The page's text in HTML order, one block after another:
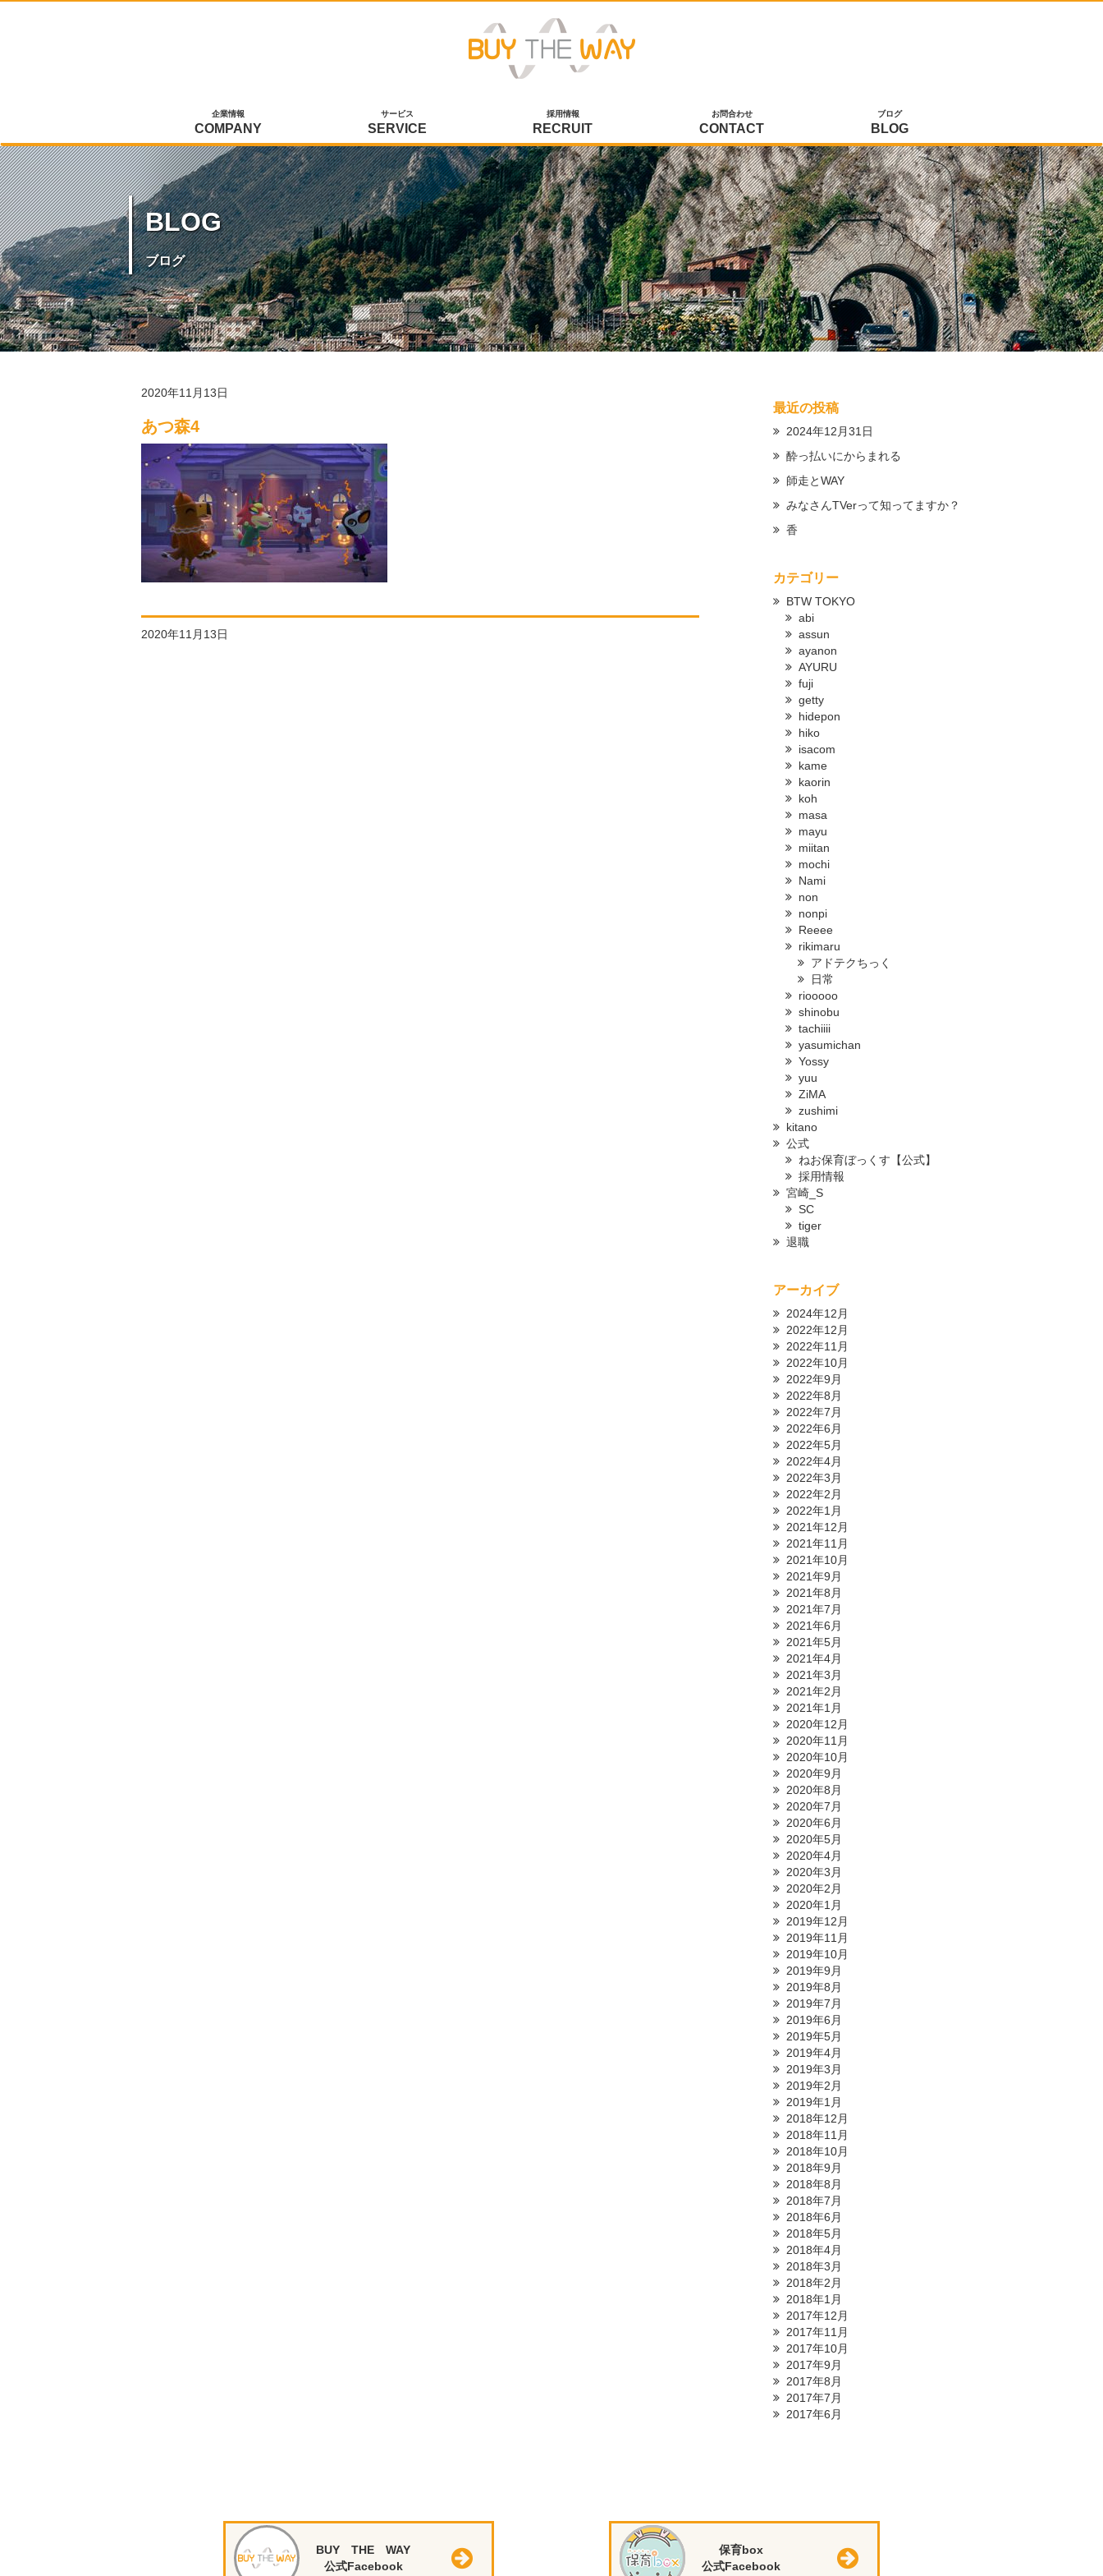
企業情報
COMPANY
サービス
SERVICE
採用情報
RECRUIT
お問合わせ
CONTACT
ブログ
BLOG
BLOG
ブログ
2020年11月13日
あつ森4
2020年11月13日
最近の投稿
2024年12月31日
酔っ払いにからまれる
師走とWAY
みなさんTVerって知ってますか？
香
カテゴリー
BTW TOKYO
abi
assun
ayanon
AYURU
fuji
getty
hidepon
hiko
isacom
kame
kaorin
koh
masa
mayu
miitan
mochi
Nami
non
nonpi
Reeee
rikimaru
アドテクちっく
日常
riooooo
shinobu
tachiiii
yasumichan
Yossy
yuu
ZiMA
zushimi
kitano
公式
ねお保育ぼっくす【公式】
採用情報
宮崎_S
SC
tiger
退職
アーカイブ
2024年12月
2022年12月
2022年11月
2022年10月
2022年9月
2022年8月
2022年7月
2022年6月
2022年5月
2022年4月
2022年3月
2022年2月
2022年1月
2021年12月
2021年11月
2021年10月
2021年9月
2021年8月
2021年7月
2021年6月
2021年5月
2021年4月
2021年3月
2021年2月
2021年1月
2020年12月
2020年11月
2020年10月
2020年9月
2020年8月
2020年7月
2020年6月
2020年5月
2020年4月
2020年3月
2020年2月
2020年1月
2019年12月
2019年11月
2019年10月
2019年9月
2019年8月
2019年7月
2019年6月
2019年5月
2019年4月
2019年3月
2019年2月
2019年1月
2018年12月
2018年11月
2018年10月
2018年9月
2018年8月
2018年7月
2018年6月
2018年5月
2018年4月
2018年3月
2018年2月
2018年1月
2017年12月
2017年11月
2017年10月
2017年9月
2017年8月
2017年7月
2017年6月
BUY THE WAY
公式Facebook
保育box
公式Facebook